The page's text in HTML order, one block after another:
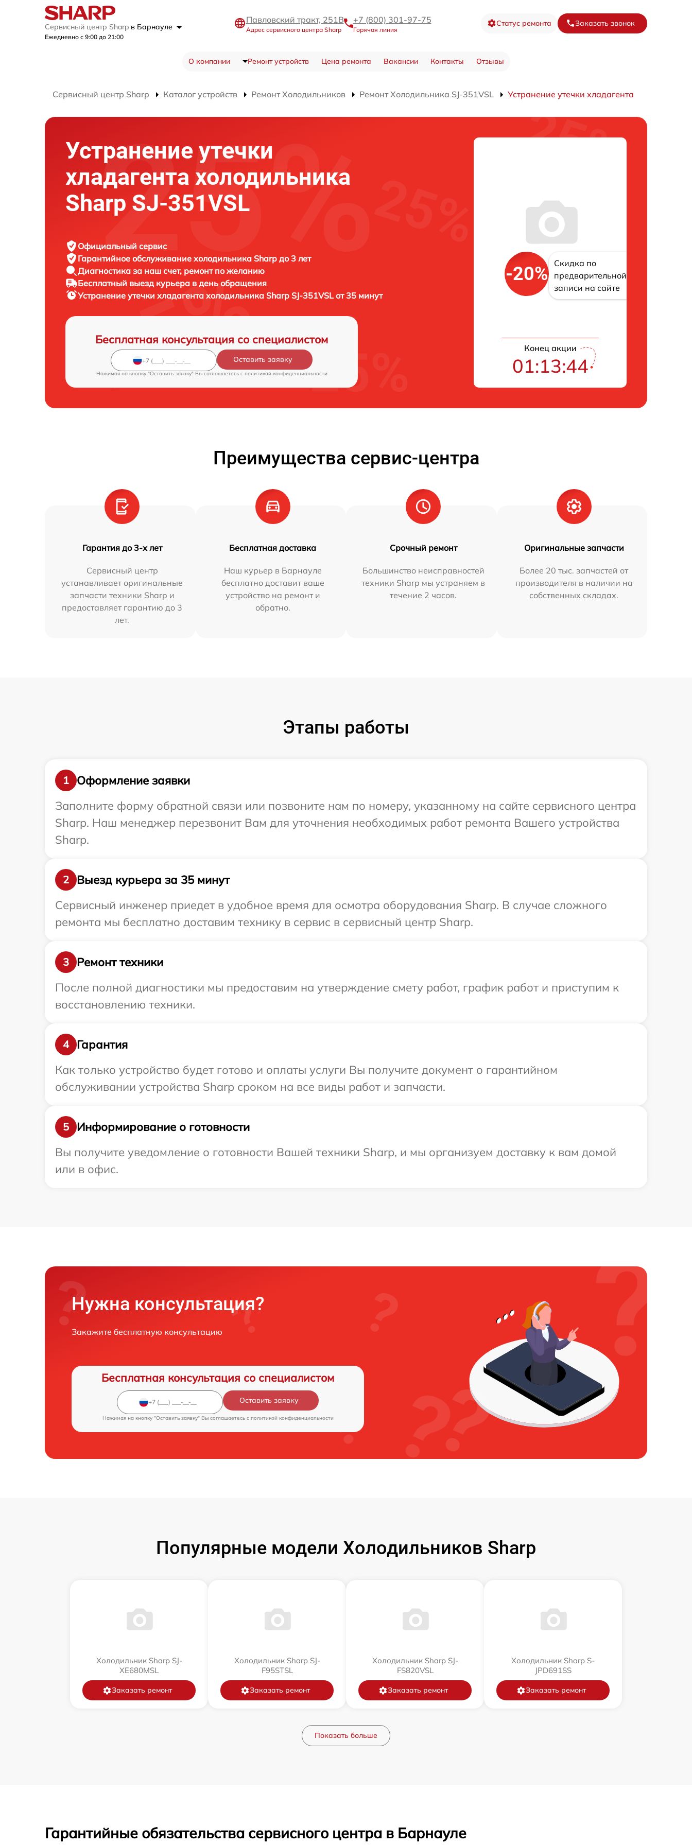
Сервисный центр Sharp в Барнауле
Ежедневно с 9:00 до 21:00
Павловский тракт, 251В
Адрес сервисного центра Sharp
+7 (800) 301-97-75
Горячая линия
Статус ремонта Заказать звонок
О компании Ремонт устройств Цена ремонта Вакансии Контакты Отзывы
Сервисный центр Sharp Каталог устройств Ремонт Холодильников Ремонт Холодильника SJ-351VSL Устранение утечки хладагента
Устранение утечки
хладагента холодильника
Sharp SJ-351VSL
Официальный сервис
Гарантийное обслуживание холодильника Sharp до 3 лет
Диагностика за наш счет, ремонт по желанию
Бесплатный выезд курьера в день обращения
Устранение утечки хладагента холодильника Sharp SJ-351VSL от 35 минут
Бесплатная консультация со специалистом
Оставить заявку
Нажимая на кнопку "Оставить заявку" Вы соглашаетесь c политикой конфиденциальности
-20%
Скидка по
предварительной
записи на сайте
Конец акции
01:13:43
Преимущества сервис-центра
Гарантия до 3-х лет
Сервисный центр
устанавливает оригинальные
запчасти техники Sharp и
предоставляет гарантию до 3
лет.
Бесплатная доставка
Наш курьер в Барнауле
бесплатно доставит ваше
устройство на ремонт и
обратно.
Срочный ремонт
Большинство неисправностей
техники Sharp мы устраняем в
течение 2 часов.
Оригинальные запчасти
Более 20 тыс. запчастей от
производителя в наличии на
собственных складах.
Этапы работы
1
Оформление заявки
Заполните форму обратной связи или позвоните нам по номеру, указанному на сайте сервисного центра
Sharp. Наш менеджер перезвонит Вам для уточнения необходимых работ ремонта Вашего устройства
Sharp.
2
Выезд курьера за 35 минут
Сервисный инженер приедет в удобное время для осмотра оборудования Sharp. В случае сложного
ремонта мы бесплатно доставим технику в сервис в сервисный центр Sharp.
3
Ремонт техники
После полной диагностики мы предоставим на утверждение смету работ, график работ и приступим к
восстановлению техники.
4
Гарантия
Как только устройство будет готово и оплаты услуги Вы получите документ о гарантийном
обслуживании устройства Sharp сроком на все виды работ и запчасти.
5
Информирование о готовности
Вы получите уведомление о готовности Вашей техники Sharp, и мы организуем доставку к вам домой
или в офис.
Нужна консультация?
Закажите бесплатную консультацию
Бесплатная консультация со специалистом
Оставить заявку
Нажимая на кнопку "Оставить заявку" Вы соглашаетесь c политикой конфиденциальности
Популярные модели Холодильников Sharp
Холодильник Sharp SJ-
XE680MSL
Заказать ремонт
Холодильник Sharp SJ-
F95STSL
Заказать ремонт
Холодильник Sharp SJ-
FS820VSL
Заказать ремонт
Холодильник Sharp S-
JPD691SS
Заказать ремонт
Показать больше
Гарантийные обязательства сервисного центра в Барнауле